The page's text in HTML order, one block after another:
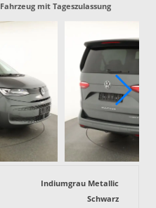
Fahrzeug mit Tageszulassung
Indiumgrau Metallic
Schwarz